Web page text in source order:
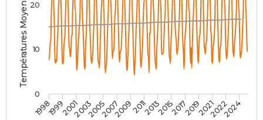
Destinations
City break
Voyage nature
Voyage de noces
Forum
Climat
PHOTO
GUIDES D'ACHAT
BONS PLANS
CARTE DE VOEUX
Carte de Noël
Carte Bonne année
Carte Saint-Valentin
Carte Pâques
Carte d'anniversaire
DICTIONNAIRE
Températures Moyennes ( °C )
199819992001200320052007200920112013201520172019202120222024
0
10
20